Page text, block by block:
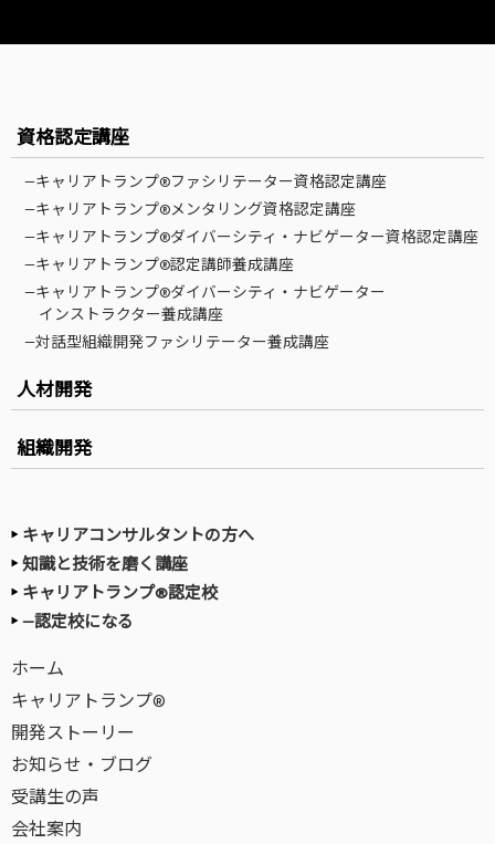
資格認定講座
—キャリアトランプ®ファシリテーター資格認定講座
—キャリアトランプ®メンタリング資格認定講座
—キャリアトランプ®ダイバーシティ・ナビゲーター資格認定講座
—キャリアトランプ®認定講師養成講座
—キャリアトランプ®ダイバーシティ・ナビゲーター
インストラクター養成講座
—対話型組織開発ファシリテーター養成講座
人材開発
組織開発
キャリアコンサルタントの方へ
知識と技術を磨く講座
キャリアトランプ®認定校
—認定校になる
ホーム
キャリアトランプ®
開発ストーリー
お知らせ・ブログ
受講生の声
会社案内